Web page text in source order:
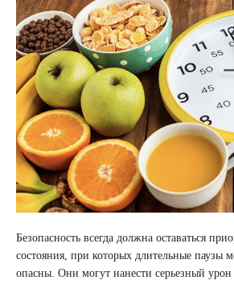
Безопасность всегда должна оставаться
состояния, при которых длительные
опасны. Они могут нанести серьезный урон